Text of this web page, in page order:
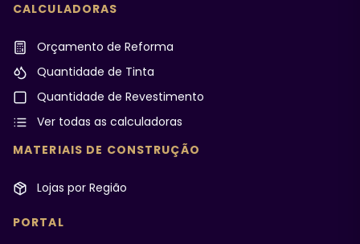
CALCULADORAS
Orçamento de Reforma
Quantidade de Tinta
Quantidade de Revestimento
Ver todas as calculadoras
MATERIAIS DE CONSTRUÇÃO
Lojas por Região
PORTAL